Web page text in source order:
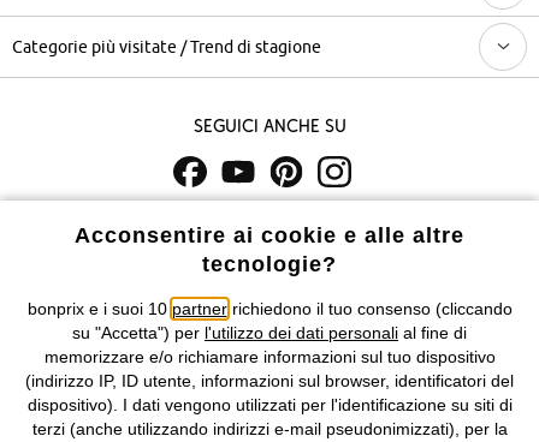
Categorie più visitate / Trend di stagione
Seguici anche su
I prezzi sono IVA inclusa. Non includono
le spese di spedizione e i
costi di servizio.
Condizioni di vendita Accessibilità
Informativa privacy e cookie Gestione dei cookie
Informazioni legali Diritto di recesso
Acconsentire ai cookie e alle altre
tecnologie?
bonprix e i suoi 10 partnerrichiedono il tuo consenso (cliccando
su "Accetta") per l'utilizzo dei dati personali al fine di
memorizzare e/o richiamare informazioni sul tuo dispositivo
(indirizzo IP, ID utente, informazioni sul browser, identificatori del
dispositivo). I dati vengono utilizzati per l'identificazione su siti di
terzi (anche utilizzando indirizzi e-mail pseudonimizzati), per la